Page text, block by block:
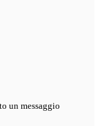
un messaggio